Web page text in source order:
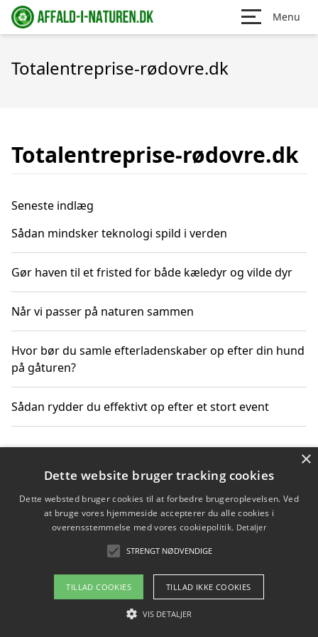
Menu
Totalentreprise-rødovre.dk
Totalentreprise-rødovre.dk
Seneste indlæg
Sådan mindsker teknologi spild i verden
Gør haven til et fristed for både kæledyr og vilde dyr
Når vi passer på naturen sammen
Hvor bør du samle efterladenskaber op efter din hund
på gåturen?
Sådan rydder du effektivt op efter et stort event
Copyright 2026 - Pilanto Aps
Om / kontakt
Blog Betingelser
×
Dette website bruger tracking cookies
Dette websted bruger cookies til at forbedre brugeroplevelsen. Ved
at bruge vores hjemmeside accepterer du alle cookies i
overensstemmelse med vores cookiepolitik. Detaljer
STRENGT NØDVENDIGE
TILLAD COOKIES TILLAD IKKE COOKIES
VIS DETALJER